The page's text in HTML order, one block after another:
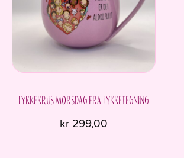
Lykkekrus Morsdag fra Lykketegning
kr299,00